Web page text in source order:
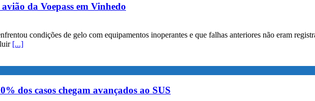
da Voepass em Vinhedo
condições de gelo com equipamentos inoperantes e que falhas anteriores não eram
[...]
dos casos chegam avançados ao SUS